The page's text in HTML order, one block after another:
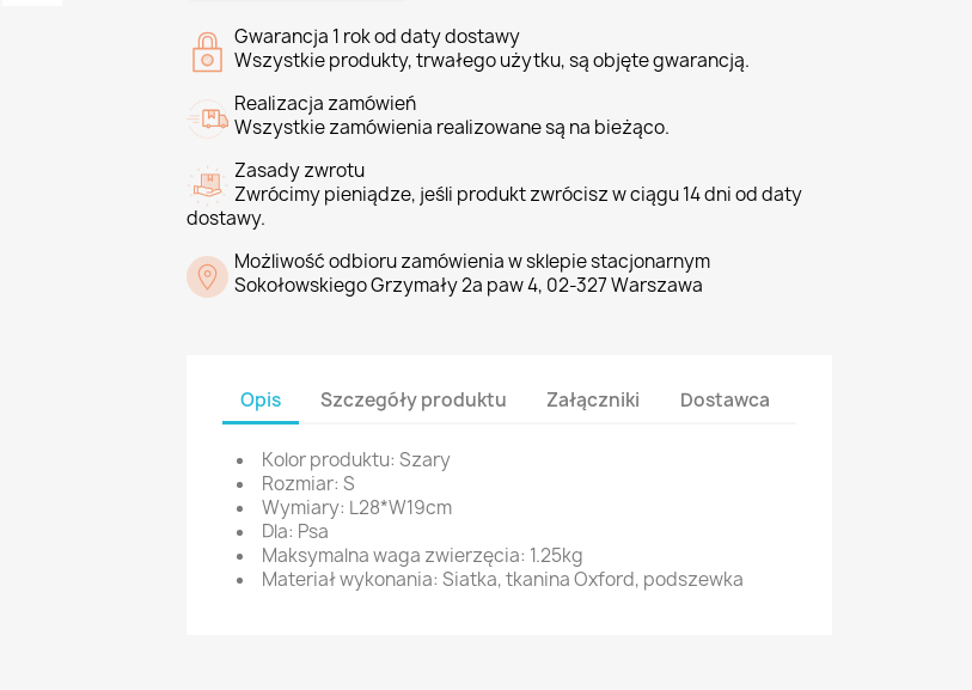
Gwarancja 1 rok od daty dostawy
Wszystkie produkty, trwałego użytku, są objęte gwarancją.
Realizacja zamówień
Wszystkie zamówienia realizowane są na bieżąco.
Zasady zwrotu
Zwrócimy pieniądze, jeśli produkt zwrócisz w ciągu 14 dni od daty
dostawy.
Możliwość odbioru zamówienia w sklepie stacjonarnym
Sokołowskiego Grzymały 2a paw 4, 02-327 Warszawa
Opis Szczegóły produktu Załączniki Dostawca
Kolor produktu: Szary
Rozmiar: S
Wymiary: L28*W19cm
Dla: Psa
Maksymalna waga zwierzęcia: 1.25kg
Materiał wykonania: Siatka, tkanina Oxford, podszewka